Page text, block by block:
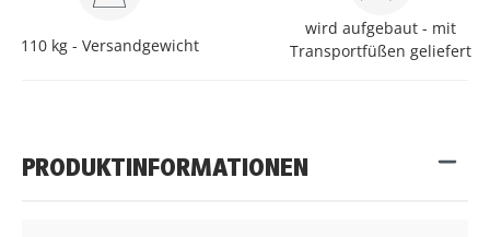
110 kg - Versandgewicht
wird aufgebaut - mit
Transportfüßen geliefert
PRODUKTINFORMATIONEN